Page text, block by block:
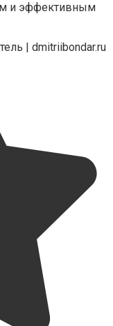
и эффективным
| dmitriibondar.ru